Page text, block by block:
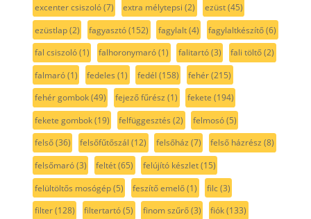
excenter csiszoló(7) extra mélytepsi (2) ezüst(45)
ezüstlap(2) fagyasztó(152) fagylalt(4) fagylaltkészítő(6)
fal csiszoló(1) falhoronymaró(1) falitartó(3) fali töltő(2)
falmaró(1) fedeles (1) fedél (158) fehér(215)
fehér gombok(49) fejező fűrész (1) fekete (194)
fekete gombok(19) felfüggesztés (2) felmosó(5)
felső(36) felsőfűtőszál (12) felsőház (7) felső házrész (8)
felsőmaró(3) feltét(65) felújító készlet(15)
felültöltős mosógép(5) feszítő emelő(1) filc(3)
filter(128) filtertartó(5) finom szűrő(3) fiók(133)